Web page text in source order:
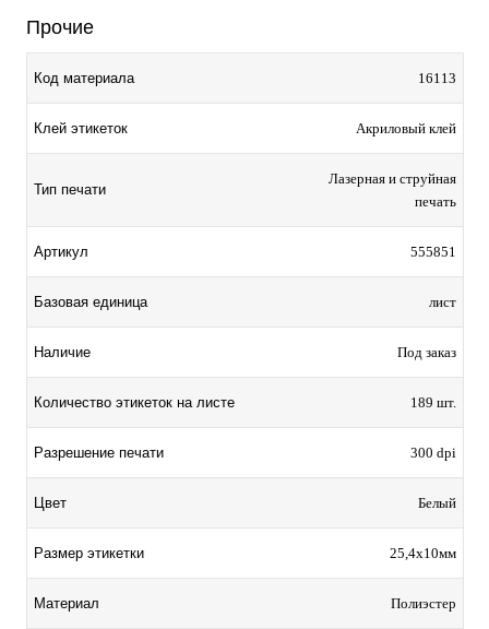
Прочие
Код материала 16113
Клей этикеток Акриловый клей
Тип печати
Лазерная и струйная
печать
Артикул 555851
Базовая единица лист
Наличие Под заказ
Количество этикеток на листе 189 шт.
Разрешение печати 300 dpi
Цвет Белый
Размер этикетки 25,4х10мм
Материал Полиэстер